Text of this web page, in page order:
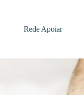
Rede Apoiar